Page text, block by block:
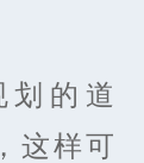
的道
这样可